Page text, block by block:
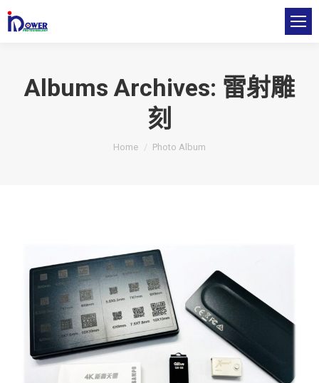
Albums Archives: 雷射雕
刻
You are here:
Home Photo Album